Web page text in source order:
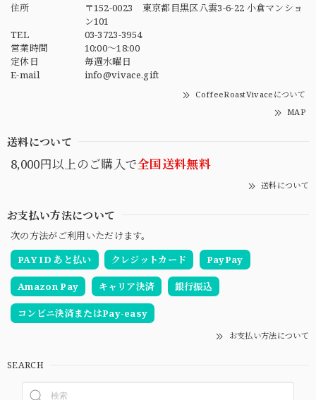
住所
〒152-0023 東京都目黒区八雲3-6-22 小倉マンショ
ン101
TEL
03-3723-3954
営業時間
10:00～18:00
定休日
毎週水曜日
E-mail
info@vivace.gift
CoffeeRoastVivaceについて
MAP
送料について
8,000円以上のご購入で全国送料無料
送料について
お支払い方法について
次の方法がご利用いただけます。
PAY ID あと払い
クレジットカード PayPay
Amazon Pay キャリア決済 銀行振込
コンビニ決済またはPay-easy
お支払い方法について
SEARCH